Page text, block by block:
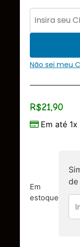
Não sei meu
R$21,90
Em até 1x
Em
estoque